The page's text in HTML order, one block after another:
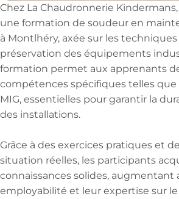
Chez La Chaudronnerie
une formation de soudeur en
à Montlhéry, axée sur les
préservation des équipements
formation permet aux apprenants
compétences spécifiques telles que
MIG, essentielles pour garantir la
des installations.
Grâce à des exercices pratiques et
situation réelles, les participants
connaissances solides, augmentant
employabilité et leur expertise sur